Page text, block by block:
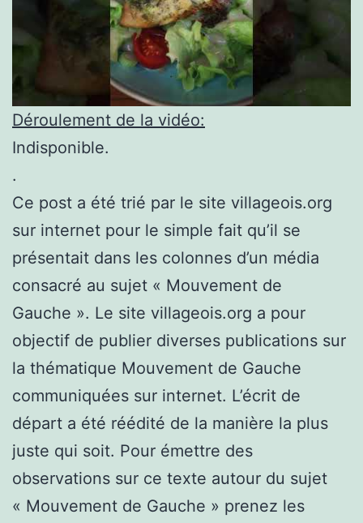
Déroulement de la vidéo:
Indisponible.
.
Ce post a été trié par le site villageois.org
sur internet pour le simple fait qu’il se
présentait dans les colonnes d’un média
consacré au sujet « Mouvement de
Gauche ». Le site villageois.org a pour
objectif de publier diverses publications sur
la thématique Mouvement de Gauche
communiquées sur internet. L’écrit de
départ a été réédité de la manière la plus
juste qui soit. Pour émettre des
observations sur ce texte autour du sujet
« Mouvement de Gauche » prenez les